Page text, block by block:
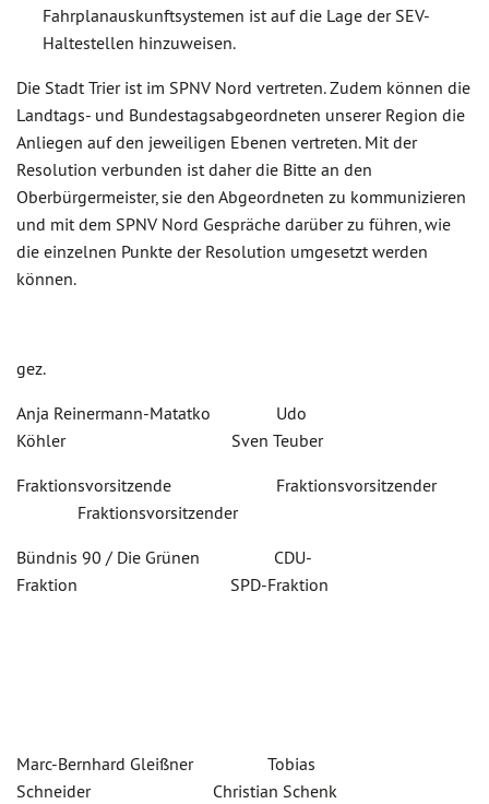
Fahrplanauskunftsystemen ist auf die Lage der SEV-
Haltestellen hinzuweisen.
Die Stadt Trier ist im SPNV Nord vertreten. Zudem können die
Landtags- und Bundestagsabgeordneten unserer Region die
Anliegen auf den jeweiligen Ebenen vertreten. Mit der
Resolution verbunden ist daher die Bitte an den
Oberbürgermeister, sie den Abgeordneten zu kommunizieren
und mit dem SPNV Nord Gespräche darüber zu führen, wie
die einzelnen Punkte der Resolution umgesetzt werden
können.
gez.
Anja Reinermann-Matatko Udo
Köhler Sven Teuber
Fraktionsvorsitzende Fraktionsvorsitzender
Fraktionsvorsitzender
Bündnis 90 / Die Grünen CDU-
Fraktion SPD-Fraktion
Marc-Bernhard Gleißner Tobias
Schneider Christian Schenk